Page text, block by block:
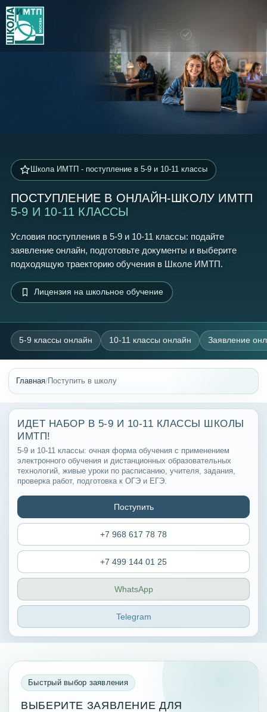
Школа ИМТП - поступление в 5-9 и 10-11 классы
ПОСТУПЛЕНИЕ В ОНЛАЙН-ШКОЛУ ИМТП
5-9 И 10-11 КЛАССЫ
Условия поступления в 5-9 и 10-11 классы: подайте
заявление онлайн, подготовьте документы и выберите
подходящую траекторию обучения в Школе ИМТП.
Лицензия на школьное обучение
5-9 классы онлайн 10-11 классы онлайн Заявление
Главная/ Поступить в школу
ИДЕТ НАБОР В 5-9 И 10-11 КЛАССЫ ШКОЛЫ
ИМТП!
5-9 и 10-11 классы: очная форма обучения с применением
электронного обучения и дистанционных образовательных
технологий, живые уроки по расписанию, учителя, задания,
проверка работ, подготовка к ОГЭ и ЕГЭ.
Поступить
+7 968 617 78 78
+7 499 144 01 25
WhatsApp
Telegram
Быстрый выбор заявления
ВЫБЕРИТЕ ЗАЯВЛЕНИЕ ДЛЯ